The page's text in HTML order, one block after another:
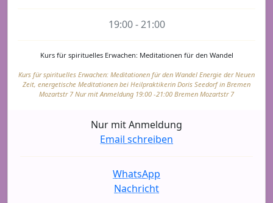
19:00 - 21:00
Kurs für spirituelles Erwachen: Meditationen für den Wandel
Kurs für spirituelles Erwachen: Meditationen für den Wandel Energie der Neuen
Zeit, energetische Meditationen bei Heilpraktikerin Doris Seedorf in Bremen
Mozartstr 7 Nur mit Anmeldung 19:00 -21:00 Bremen Mozartstr 7
Nur mit Anmeldung
Email schreiben
WhatsApp
Nachricht